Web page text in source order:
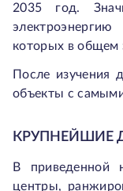
2035 год.
которых в общем
После изучения
объекты с
КРУПНЕЙШИЕ
В приведенной
центры,